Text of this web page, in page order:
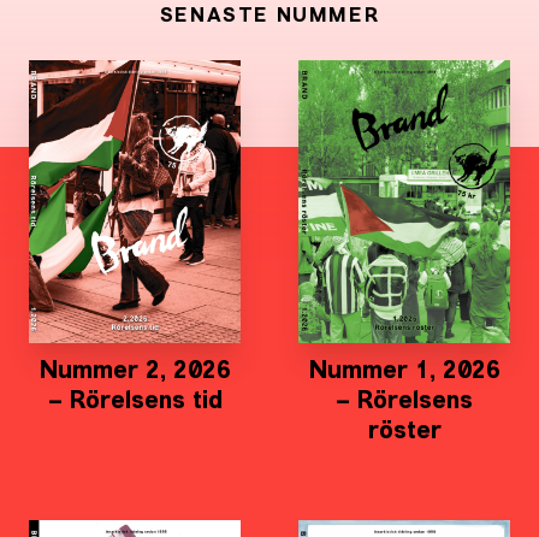
SENASTE NUMMER
Nummer 2, 2026
– Rörelsens tid
Nummer 1, 2026
– Rörelsens
röster